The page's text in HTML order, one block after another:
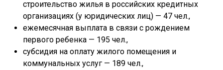
строительство жилья в российских кредитных
организациях (у юридических лиц) — 47 чел.,
ежемесячная выплата в связи с рождением
первого ребенка — 195 чел.,
субсидия на оплату жилого помещения и
коммунальных услуг — 189 чел.,